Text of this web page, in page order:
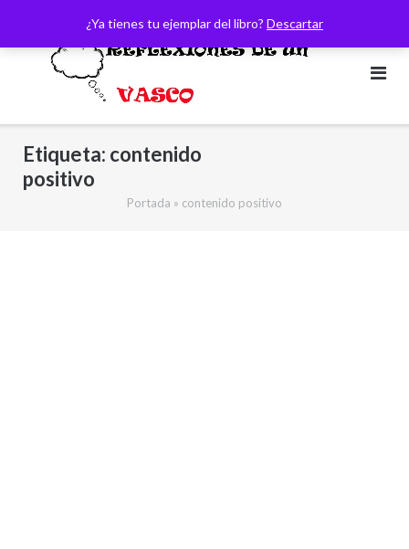
¿Ya tienes tu ejemplar del libro? Descartar
contenido
Etiqueta: contenido
positivo
Portada » contenido positivo